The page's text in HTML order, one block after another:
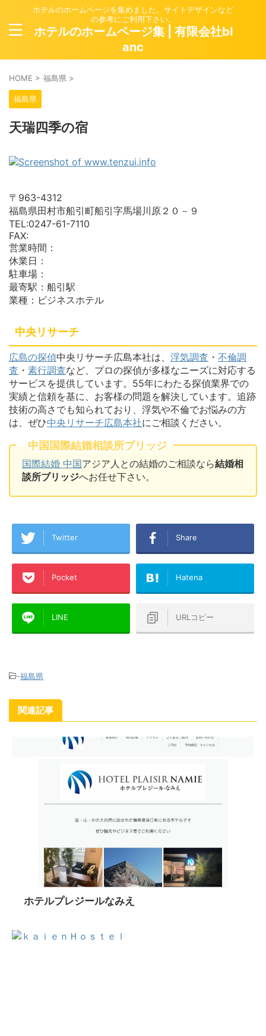
ホテルのホームページを集めました。サイトデザインなど
の参考にご利用下さい。
ホテルのホームページ集 | 有限会社bl
anc
HOME > 福島県 >
福島県
天瑞四季の宿
〒963-4312
福島県田村市船引町船引字馬場川原２０－９
TEL:0247-61-7110
FAX:
営業時間：
休業日：
駐車場：
最寄駅：船引駅
業種：ビジネスホテル
中央リサーチ
広島の探偵中央リサーチ広島本社は、 浮気調査 ・ 不倫調
査 ・ 素行調査など、プロの探偵が多様なニーズに対応する
サービスを提供しています。55年にわたる探偵業界での
実績と信頼を基に、お客様の問題を解決しています。追跡
技術の高さでも知られており、浮気や不倫でお悩みの方
は、ぜひ中央リサーチ広島本社にご相談ください。
中国国際結婚相談所ブリッジ
国際結婚 中国アジア人との結婚のご相談なら結婚相
談所ブリッジへお任せ下さい。
Twitter Share
Pocket Hatena
LINE URLコピー
-福島県
関連記事
ホテルプレジールなみえ